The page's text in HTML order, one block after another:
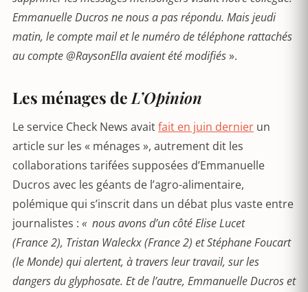
Emmanuelle Ducros ne nous a pas répondu. Mais jeudi
matin, le compte mail et le numéro de téléphone rattachés
au compte @RaysonElla avaient été modifiés».
Les ménages de L’Opinion
Le service Check News avaitfait en juin dernier un
article sur les « ménages », autrement dit les
collaborations tarifées supposées d’Emmanuelle
Ducros avec les géants de l’agro-alimentaire,
polémique qui s’inscrit dans un débat plus vaste entre
journalistes : « nous avons d’un côté Elise Lucet
(France 2), Tristan Waleckx (France 2) et Stéphane Foucart
(le Monde) qui alertent, à travers leur travail, sur les
dangers du glyphosate. Et de l’autre, Emmanuelle Ducros et